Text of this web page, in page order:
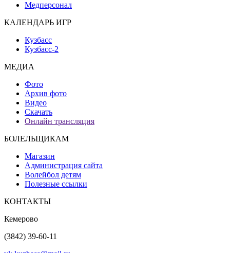
Медперсонал
КАЛЕНДАРЬ ИГР
Кузбасс
Кузбасс-2
МЕДИА
Фото
Архив фото
Видео
Скачать
Онлайн трансляция
БОЛЕЛЬЩИКАМ
Магазин
Администрация сайта
Волейбол детям
Полезные ссылки
КОНТАКТЫ
Кемерово
(3842) 39-60-11